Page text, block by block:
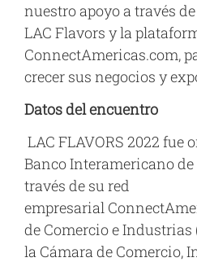
nuestro apoyo a través
LAC Flavors y la
ConnectAmericas.com,
crecer sus negocios y
Datos del encuentro
LAC FLAVORS 2022 fue
Banco Interamericano de
través de su red
empresarial
de Comercio e Industrias
la Cámara de Comercio,